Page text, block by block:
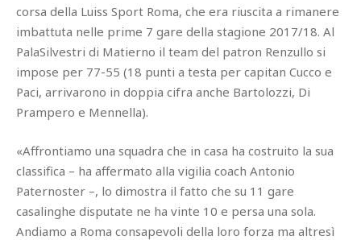
corsa della Luiss Sport Roma, che era riuscita a rimanere
imbattuta nelle prime 7 gare della stagione 2017/18. Al
PalaSilvestri di Matierno il team del patron Renzullo si
impose per 77-55 (18 punti a testa per capitan Cucco e
Paci, arrivarono in doppia cifra anche Bartolozzi, Di
Prampero e Mennella).
«Affrontiamo una squadra che in casa ha costruito la sua
classifica – ha affermato alla vigilia coach Antonio
Paternoster –, lo dimostra il fatto che su 11 gare
casalinghe disputate ne ha vinte 10 e persa una sola.
Andiamo a Roma consapevoli della loro forza ma altresì